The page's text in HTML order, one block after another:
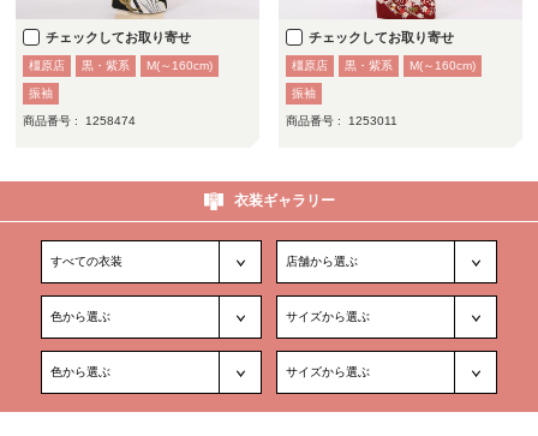
チェックしてお取り寄せ
橿原店 黒・紫系 M(～160cm)
振袖
商品番号 : 1258474
チェックしてお取り寄せ
橿原店 黒・紫系 M(～160cm)
振袖
商品番号 : 1253011
衣装ギャラリー